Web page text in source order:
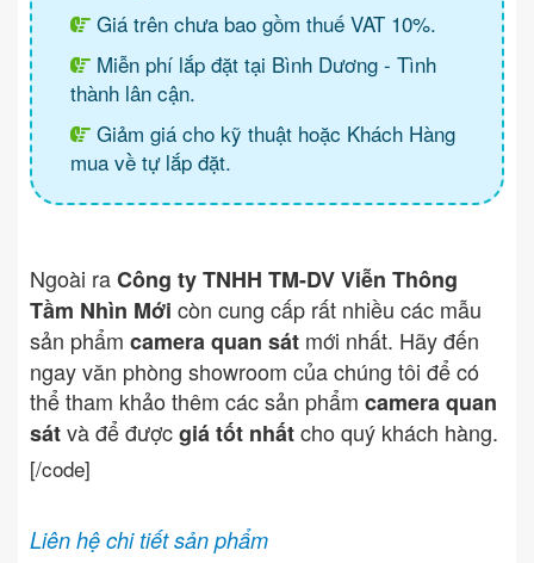
Giá trên chưa bao gồm thuế VAT 10%.
Miễn phí lắp đặt tại Bình Dương - Tình
thành lân cận.
Giảm giá cho kỹ thuật hoặc Khách Hàng
mua về tự lắp đặt.
Ngoài raCông ty TNHH TM-DV Viễn Thông
Tầm Nhìn Mới còn cung cấp rất nhiều các mẫu
sản phẩm camera quan sát mới nhất. Hãy đến
ngay văn phòng showroom của chúng tôi để có
thể tham khảo thêm các sản phẩm camera quan
sátvà để đượcgiá tốt nhấtcho quý khách hàng.
[/code]
Liên hệ chi tiết sản phẩm